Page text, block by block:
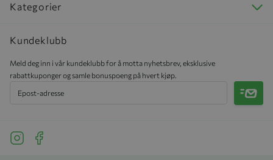
Kategorier
Kundeklubb
Meld deg inn i vår kundeklubb for å motta nyhetsbrev, eksklusive
rabattkuponger og samle bonuspoeng på hvert kjøp.
Meld
See our Instagram
See our Facebook